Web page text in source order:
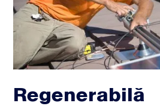
Regenerabilă